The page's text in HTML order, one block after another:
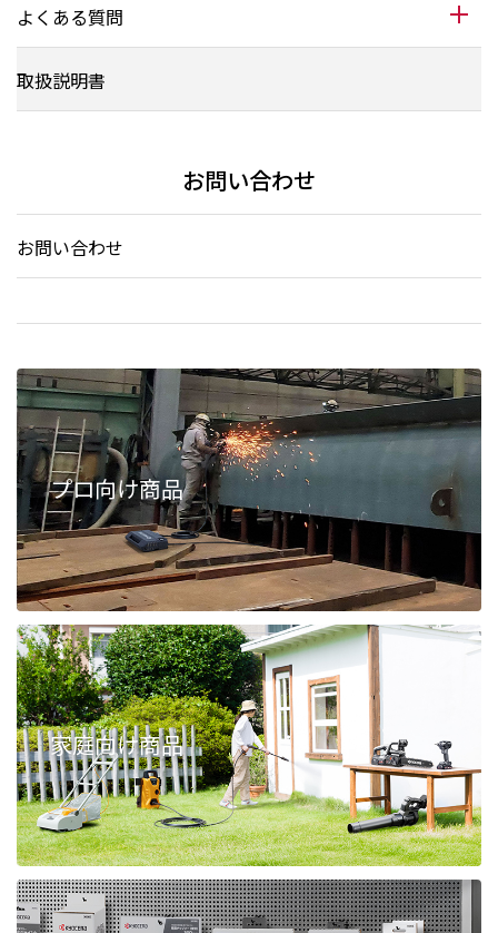
よくある質問
取扱説明書
お問い合わせ
お問い合わせ
プロ向け商品
家庭向け商品